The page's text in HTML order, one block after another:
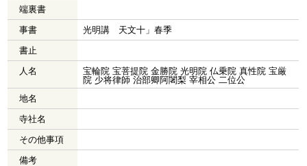
端裏書
事書
光明講 天文十」春季
書止
人名
宝輪院 宝菩提院 金勝院 光明院 仏乗院 真性院 宝厳
院 少将律師 治部卿阿闍梨 宰相公 二位公
地名
寺社名
その他事項
備考